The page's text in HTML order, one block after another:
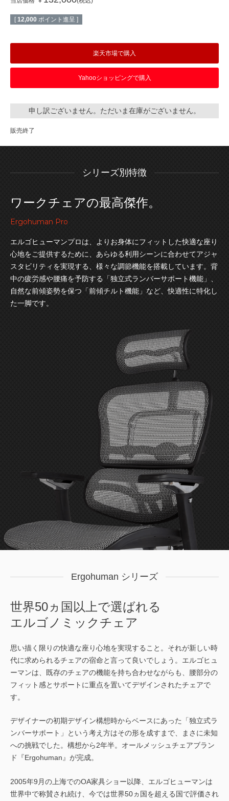
[ 12,000 ポイント進呈 ]
楽天市場で購入
Yahooショッピングで購入
申し訳ございません。ただいま在庫がございません。
販売終了
シリーズ別特徴
ワークチェアの最高傑作。
Ergohuman Pro
エルゴヒューマンプロは、よりお身体にフィットした快適な座り
心地をご提供するために、あらゆる利用シーンに合わせてアジャ
スタビリティを実現する、様々な調節機能を搭載しています。背
中の疲労感や腰痛を予防する「独立式ランバーサポート機能」、
自然な前傾姿勢を保つ「前傾チルト機能」など、快適性に特化し
た一脚です。
Ergohuman シリーズ
世界50ヵ国以上で選ばれる
エルゴノミックチェア
思い描く限りの快適な座り心地を実現すること。それが新しい時
代に求められるチェアの宿命と言って良いでしょう。エルゴヒュ
ーマンは、既存のチェアの機能を持ち合わせながらも、腰部分の
フィット感とサポートに重点を置いてデザインされたチェアで
す。
デザイナーの初期デザイン構想時からベースにあった「独立式ラ
ンバーサポート」という考え方はその形を成すまで、まさに未知
への挑戦でした。構想から2年半。オールメッシュチェアブラン
ド『Ergohuman』が完成。
2005年9月の上海でのOA家具ショー以降、エルゴヒューマンは
世界中で称賛され続け、今では世界50ヵ国を超える国で評価され